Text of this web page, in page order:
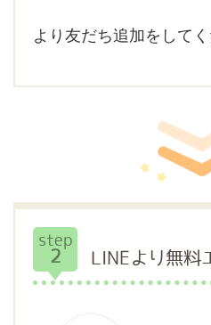
より友だち追加をしてく
step
2 LINEより無料